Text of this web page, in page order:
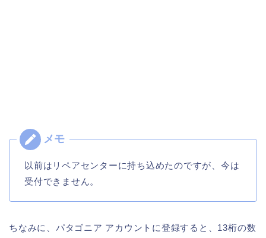
以前はリペアセンターに持ち込めたのですが、今は
受付できません。
ちなみに、パタゴニア アカウントに登録すると、13桁の数